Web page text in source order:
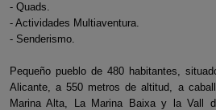
- Quads.
- Actividades Multiaventura.
- Senderismo.
Pequeño pueblo de 480 habitantes,
Alicante, a 550 metros de altitud, a
Marina Alta, La Marina Baixa y la Vall